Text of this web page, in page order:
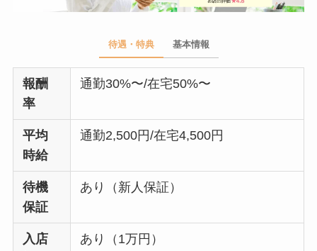
待遇・特典 基本情報
報酬
率
通勤30%〜/在宅50%〜
平均
時給
通勤2,500円/在宅4,500円
待機
保証
あり（新人保証）
入店
あり（1万円）